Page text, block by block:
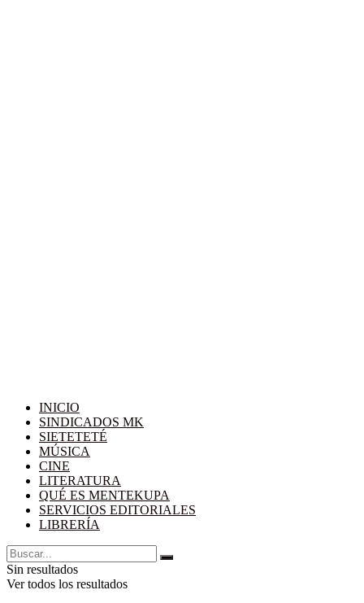
INICIO
SINDICADOS MK
SIETETETÉ
MÚSICA
CINE
LITERATURA
QUÉ ES MENTEKUPA
SERVICIOS EDITORIALES
LIBRERÍA
Sin resultados
Ver todos los resultados